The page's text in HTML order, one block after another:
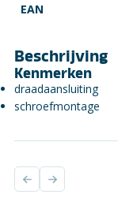
EAN
Beschrijving
Kenmerken
draadaansluiting
schroefmontage